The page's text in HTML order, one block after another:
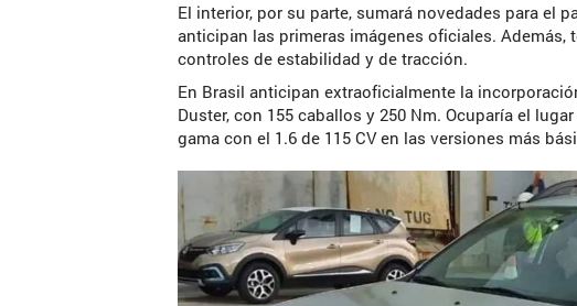
El interior, por su parte, sumará novedades para el
anticipan las primeras imágenes oficiales. Además,
controles de estabilidad y de tracción.
En Brasil anticipan extraoficialmente la
Duster, con 155 caballos y 250 Nm. Ocuparía el
gama con el 1.6 de 115 CV en las versiones más